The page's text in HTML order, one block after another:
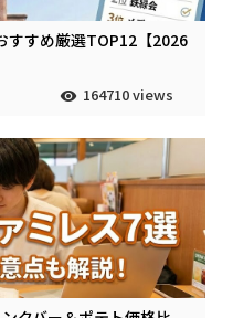
すすめ厳選TOP12【2026
164710 views